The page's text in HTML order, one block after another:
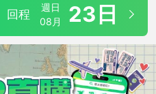
回程
週日
08月
23日